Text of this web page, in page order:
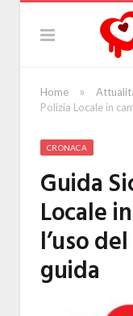
Home »
Polizia Locale in
CRONACA
Guida
Locale
l’uso
guida